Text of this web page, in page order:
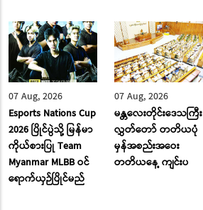
07 Aug, 2026
Esports Nations Cup
2026 ပြိုင်ပွဲသို့ မြန်မာ
ကိုယ်စားပြု Team
Myanmar MLBB ဝင်
ရောက်ယှဉ်ပြိုင်မည်
07 Aug, 2026
မန္တလေးတိုင်းဒေသကြီး
လွှတ်တော် တတိယပုံ
မှန်အစည်းအဝေး
တတိယနေ့ ကျင်းပ